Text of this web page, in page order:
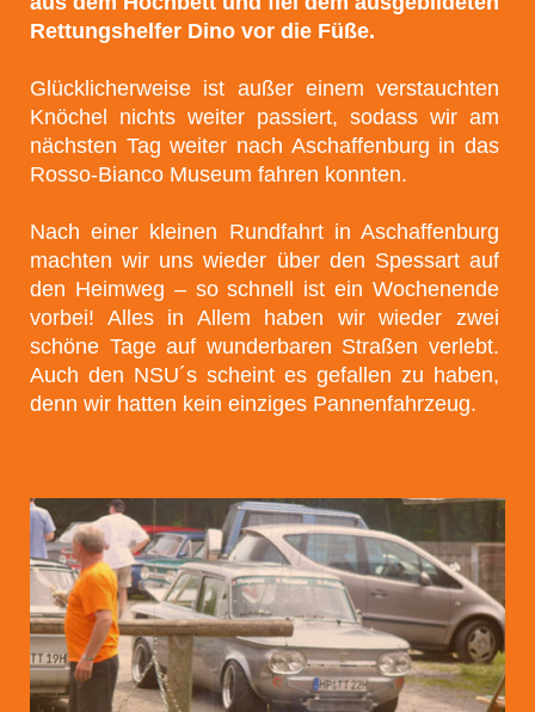
Rettungshelfer Dino vor die Füße.
Glücklicherweise ist außer einem verstauchten
Knöchel nichts weiter passiert, sodass wir am
nächsten Tag weiter nach Aschaffenburg in das
Rosso-Bianco Museum fahren konnten.
Nach einer kleinen Rundfahrt in Aschaffenburg
machten wir uns wieder über den Spessart auf
den Heimweg – so schnell ist ein Wochenende
vorbei! Alles in Allem haben wir wieder zwei
schöne Tage auf wunderbaren Straßen verlebt.
Auch den NSU´s scheint es gefallen zu haben,
denn wir hatten kein einziges Pannenfahrzeug.